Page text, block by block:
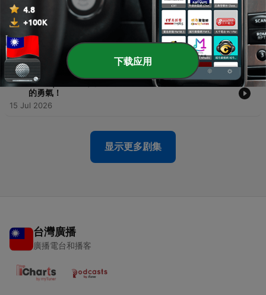
29 Jul 2026
80 - EP80｜#股票投資 這張股票可以買嗎？想靠聽明牌賺大
錢？殘酷真相：99%的散戶都做錯這一步！
22 Jul 2026
79 - EP79｜#股票投資 不想賠賠更多？不停損，你要有賠光
的勇氣！
15 Jul 2026
显示更多剧集
台灣廣播
廣播電台和播客
下载应用